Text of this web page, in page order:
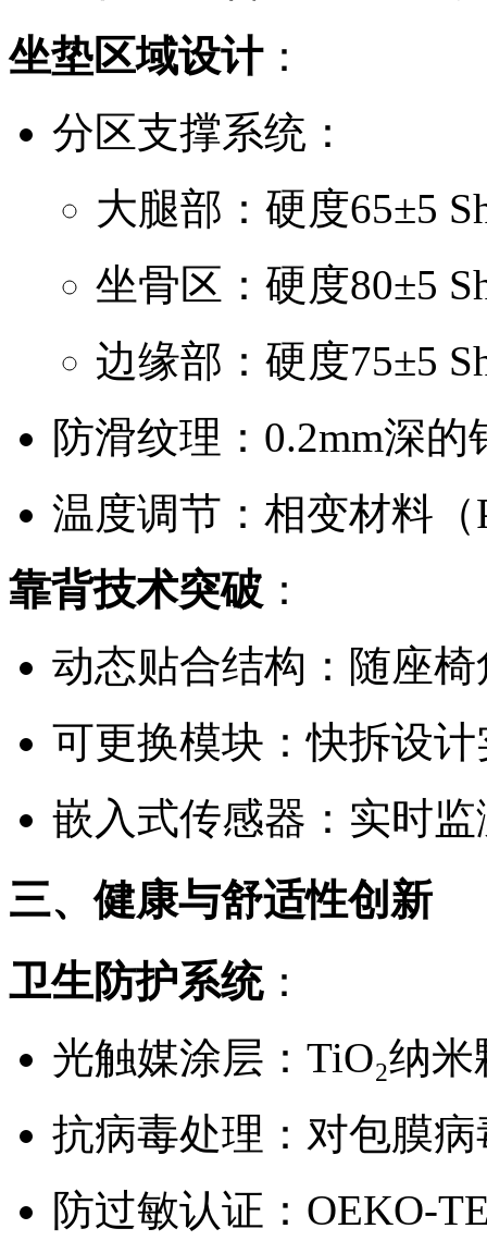
坐垫区域设计：
分区支撑系统：
大腿部：硬度65±5
坐骨区：硬度80±5
边缘部：硬度75±5
防滑纹理：0.2mm深
温度调节：相变材料
靠背技术突破 ：
动态贴合结构：随座
可更换模块：快拆设
嵌入式传感器：实时
三、健康与舒适性创新
卫生防护系统：
光触媒涂层：TiO₂纳
抗病毒处理：对包膜病
防过敏认证：OEKO-